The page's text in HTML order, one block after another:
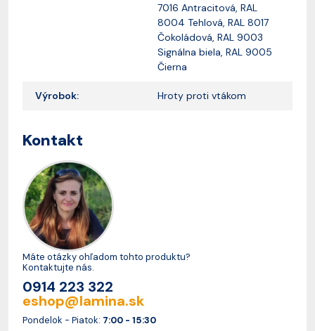
7016 Antracitová, RAL
8004 Tehlová, RAL 8017
Čokoládová, RAL 9003
Signálna biela, RAL 9005
Čierna
Výrobok: Hroty proti vtákom
Kontakt
Máte otázky ohľadom tohto produktu?
Kontaktujte nás.
0914 223 322
eshop@lamina.sk
Pondelok - Piatok: 7:00 - 15:30